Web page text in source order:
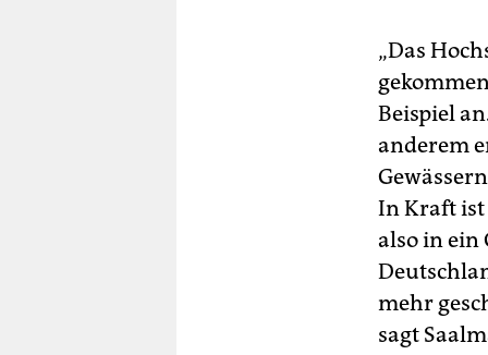
„Das
Beispiel
anderem
In Kraft ist
also in ein
mehr
sagt